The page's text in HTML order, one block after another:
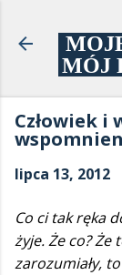
MÓJ
Człowiek i
lipca 13, 2012
Co ci tak ręka
żyje. Że co? Że
zarozumiały,